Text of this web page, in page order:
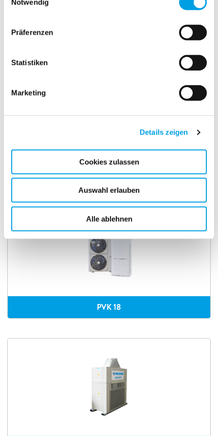
Notwendig
Präferenzen
Statistiken
Marketing
Details zeigen
Cookies zulassen
Auswahl erlauben
Alle ablehnen
PT 15.000
PVK 18